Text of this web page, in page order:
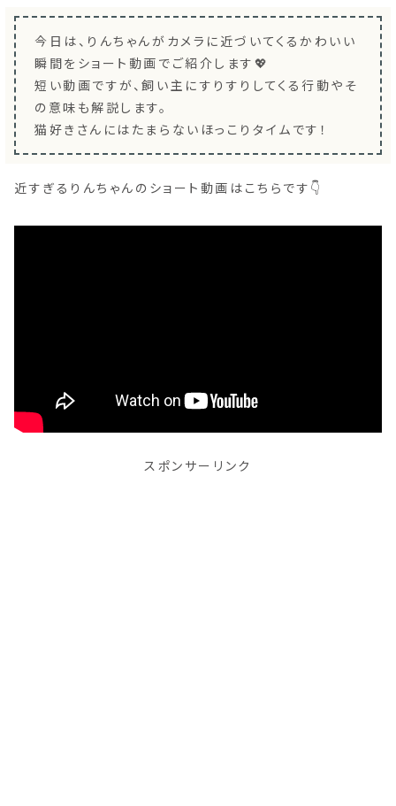
今日は、りんちゃんがカメラに近づいてくるかわいい
瞬間をショート動画でご紹介します💖
短い動画ですが、飼い主にすりすりしてくる行動やそ
の意味も解説します。
猫好きさんにはたまらないほっこりタイムです！
近すぎるりんちゃんのショート動画はこちらです👇
スポンサーリンク